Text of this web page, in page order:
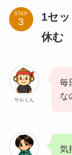
STEP
1セ
休む
サルくん
毎
な
気